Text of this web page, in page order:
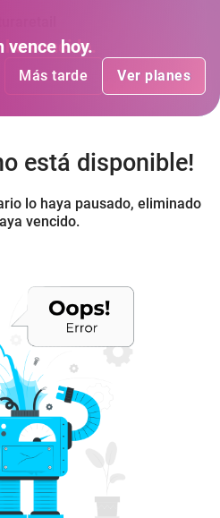
ha vencido.
Más tarde Ver planes
vence hoy.
Más tarde Ver planes
está disponible!
lo haya pausado, eliminado
vencido.